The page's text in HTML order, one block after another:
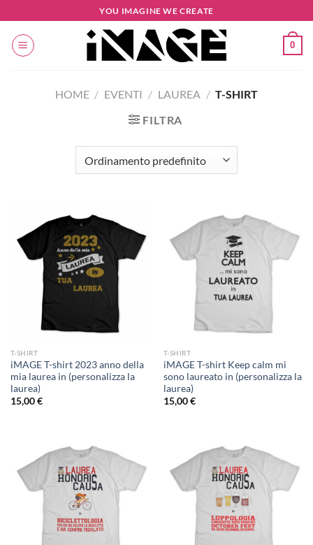
ai
contenuti
YOU IMAGINE WE CREATE
0
HOME / EVENTI / LAUREA / T-SHIRT
FILTRA
T-SHIRT
iMAGE T-shirt 2023 anno della
mia laurea in (personalizza la
laurea)
15,00€
T-SHIRT
iMAGE T-shirt Keep calm mi
sono laureato in (personalizza la
laurea)
15,00€